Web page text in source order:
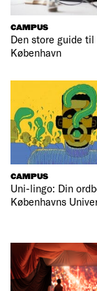
CAMPUS
Den store guide
København
CAMPUS
Uni-lingo: Din
Københavns